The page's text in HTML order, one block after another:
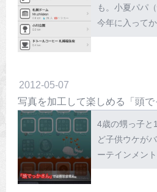
も。小夏パパ
今年に入って
2012-05-07
写真を加工して楽しめる「頭
4歳の甥っ子と
ど子供ウケが
ーテインメン